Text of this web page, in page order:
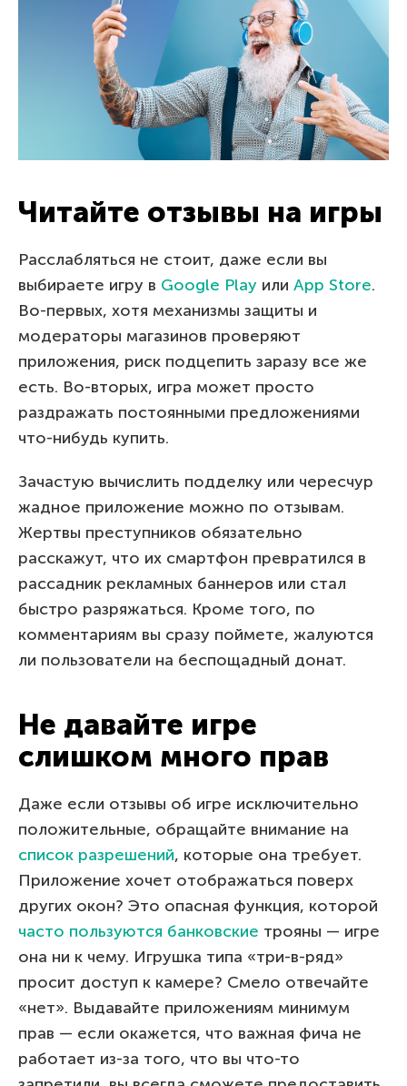
Читайте отзывы на игры
Расслабляться не стоит, даже если вы
выбираете игру в Google Play или App Store.
Во-первых, хотя механизмы защиты и
модераторы магазинов проверяют
приложения, риск подцепить заразу все же
есть. Во-вторых, игра может просто
раздражать постоянными предложениями
что-нибудь купить.
Зачастую вычислить подделку или чересчур
жадное приложение можно по отзывам.
Жертвы преступников обязательно
расскажут, что их смартфон превратился в
рассадник рекламных баннеров или стал
быстро разряжаться. Кроме того, по
комментариям вы сразу поймете, жалуются
ли пользователи на беспощадный донат.
Не давайте игре
слишком много прав
Даже если отзывы об игре исключительно
положительные, обращайте внимание на
список разрешений, которые она требует.
Приложение хочет отображаться поверх
других окон? Это опасная функция, которой
часто пользуются банковские трояны — игре
она ни к чему. Игрушка типа «три-в-ряд»
просит доступ к камере? Смело отвечайте
«нет». Выдавайте приложениям минимум
прав — если окажется, что важная фича не
работает из-за того, что вы что-то